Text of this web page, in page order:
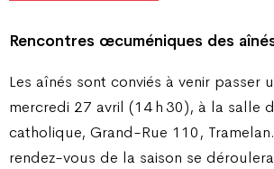
Rencontres œcuméniques des
Les aînés sont conviés à venir passer
mercredi 27 avril (14 h 30), à la salle
catholique, Grand-Rue 110,
rendez-vous de la saison se